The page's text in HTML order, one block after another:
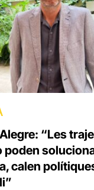
“Les
poden
calen